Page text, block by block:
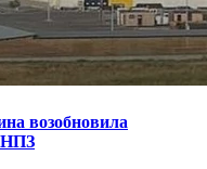
возобновила
НПЗ